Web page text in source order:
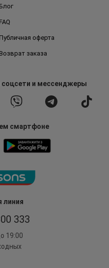
линия
333
19:00
Блог
FAQ
Публичная оферта
Возврат заказа
и мессенджеры
смартфоне